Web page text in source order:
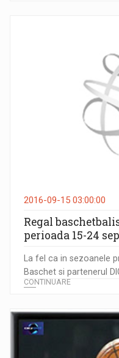
2016-09-15 03:00:00
Regal
perioada 15-24
La fel ca in sezoanele
Baschet si partenerul
CONTINUARE